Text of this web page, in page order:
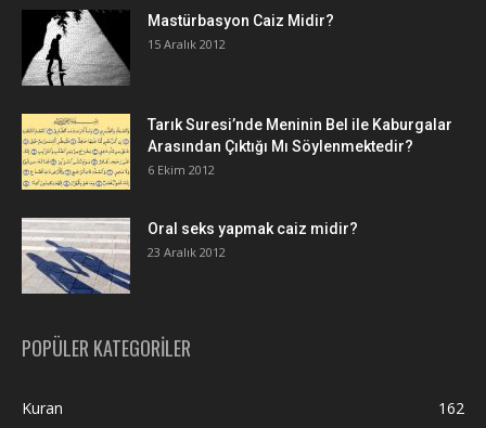
Mastürbasyon Caiz Midir?
15 Aralık 2012
Tarık Suresi’nde Meninin Bel ile Kaburgalar
Arasından Çıktığı Mı Söylenmektedir?
6 Ekim 2012
Oral seks yapmak caiz midir?
23 Aralık 2012
POPÜLER KATEGORİLER
Kuran
162